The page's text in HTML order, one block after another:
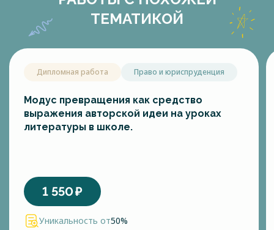
ТЕМАТИКОЙ
Дипломная работа Право и юриспруденция
Модус превращения как средство
выражения авторской идеи на уроках
литературы в школе.
1 550₽
Уникальность от50%